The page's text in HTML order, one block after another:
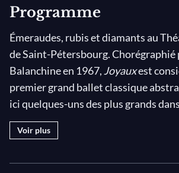
Programme
Émeraudes, rubis et diamants au
de Saint-Pétersbourg. Chorégraphié
Balanchine en 1967, Joyauxest
premier grand ballet classique
ici quelques-uns des plus grands
Mariinsky, Ulyana Lopatkina, Igor
Andrian Fadeyev, aux côtés de Tugan
Voir plus